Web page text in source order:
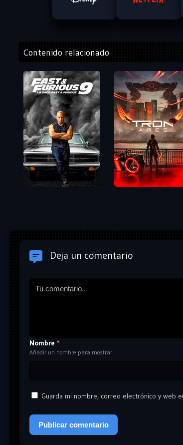
Contenido relacionado
Deja un comentario
Nombre *
Añadir un nombre para mostrar
Guarda mi nombre, correo electrónico y web